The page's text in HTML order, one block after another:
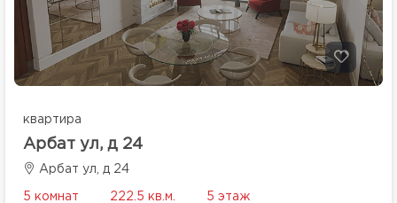
квартира
Арбат ул, д 24
Арбат ул, д 24
5 комнат 222.5 кв.м. 5 этаж